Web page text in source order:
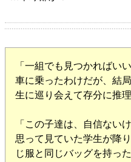
「一組でも見つかればい
車に乗ったわけだが、結
生に巡り会えて存分に推
「この子達は、自信ない
思って見ていた学生が降
じ服と同じバッグを持っ